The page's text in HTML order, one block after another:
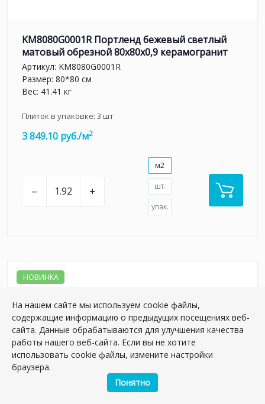
KM8080G0001R Портленд бежевый светлый
матовый обрезной 80x80x0,9 керамогранит
Артикул: KM8080G0001R
Размер: 80*80 см
Вес: 41.41 кг
Плиток в упаковке: 3 шт
3 849.10 руб./м2
– +
м2
шт.
упак.
НОВИНКА
На нашем сайте мы используем cookie файлы,
содержащие информацию о предыдущих посещениях веб-
сайта. Данные обрабатываются для улучшения качества
работы нашего веб-сайта. Если вы не хотите
использовать cookie файлы, измените настройки
браузера.
Понятно